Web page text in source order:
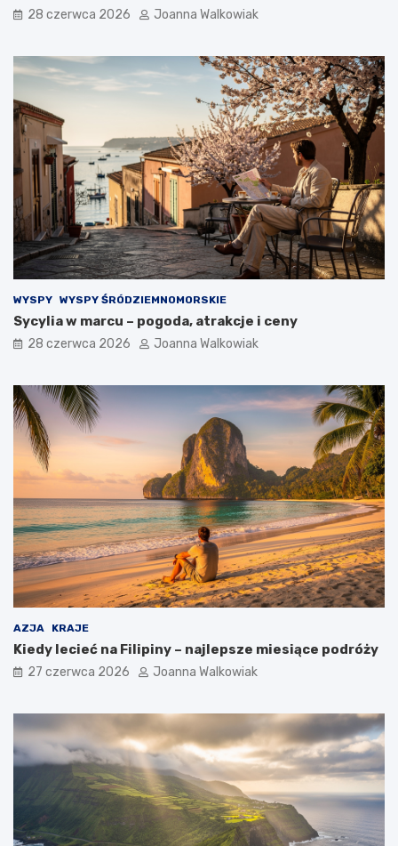
28 czerwca 2026 Joanna Walkowiak
WYSPY WYSPY ŚRÓDZIEMNOMORSKIE
Sycylia w marcu – pogoda, atrakcje i ceny
28 czerwca 2026 Joanna Walkowiak
AZJA KRAJE
Kiedy lecieć na Filipiny – najlepsze miesiące podróży
27 czerwca 2026 Joanna Walkowiak